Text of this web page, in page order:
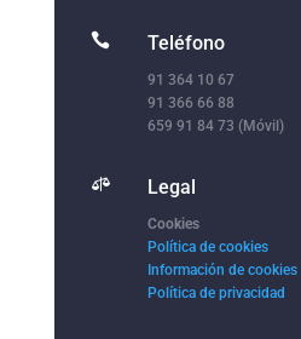
 Teléfono
91 364 10 67
91 366 66 88
659 91 84 73 (Móvil)
 Legal
Cookies
Política de cookies
Información de cookies
Política de privacidad